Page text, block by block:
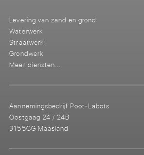
Levering van zand en grond
Waterwerk
Straatwerk
Grondwerk
Meer diensten...
Aannemingsbedrijf Poot-Labots
Oostgaag 24 / 24B
3155CG Maasland